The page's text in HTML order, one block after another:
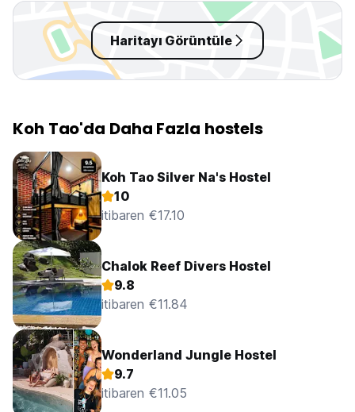
Haritayı Görüntüle
Koh Tao'da Daha Fazla hostels
Koh Tao Silver Na's Hostel
10
itibaren €17.10
Chalok Reef Divers Hostel
9.8
itibaren €11.84
Wonderland Jungle Hostel
9.7
itibaren €11.05